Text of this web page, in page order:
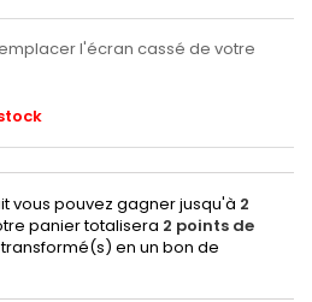
l'écran cassé de votre
vous pouvez gagner jusqu'à 2
panier totalisera 2 points de
en un bon de